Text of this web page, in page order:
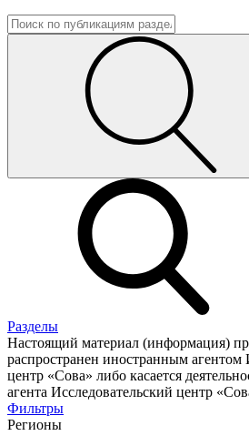
Разделы
Настоящий материал (информация)
распространен иностранным агентом
центр «Сова» либо касается
агента Исследовательский центр
Фильтры
Регионы